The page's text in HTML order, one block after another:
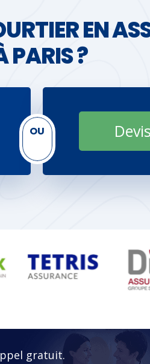
EN
PARIS ?
OU
gratuit.